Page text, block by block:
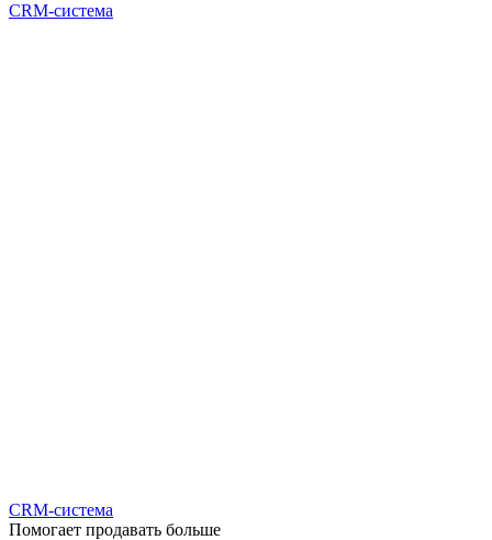
CRM-система
CRM-система
Помогает продавать больше